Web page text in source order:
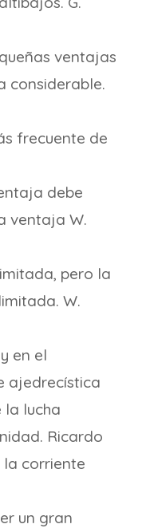
ventajas
considerable.
frecuente de
debe
ventaja W.
pero la
W.
en el
ajedrecística
la lucha
Ricardo
la corriente
un gran